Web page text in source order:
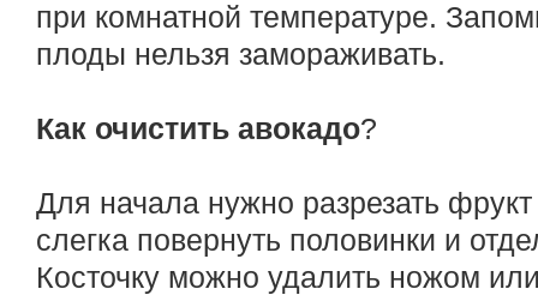
при комнатной температуре.
плоды нельзя замораживать.
Как очистить авокадо?
Для начала нужно разрезать фрукт
слегка повернуть половинки и
Косточку можно удалить ножом